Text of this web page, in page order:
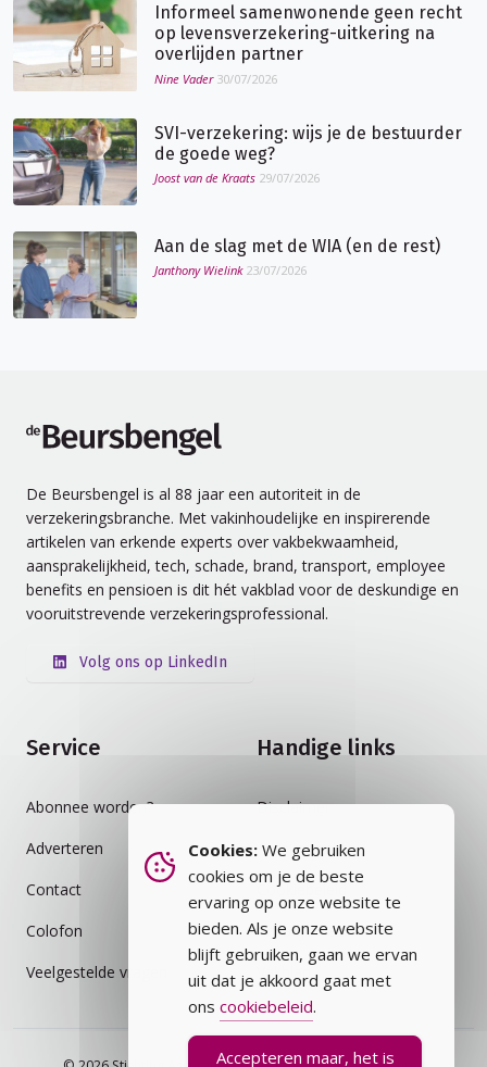
Informeel samenwonende geen recht
op levensverzekering-uitkering na
overlijden partner
Nine Vader 30/07/2026
SVI-verzekering: wijs je de bestuurder
de goede weg?
Joost van de Kraats 29/07/2026
Aan de slag met de WIA (en de rest)
Janthony Wielink 23/07/2026
De Beursbengel is al 88 jaar een autoriteit in de
verzekeringsbranche. Met vakinhoudelijke en inspirerende
artikelen van erkende experts over vakbekwaamheid,
aansprakelijkheid, tech, schade, brand, transport, employee
benefits en pensioen is dit hét vakblad voor de deskundige en
vooruitstrevende verzekeringsprofessional.
Volg ons op LinkedIn
Service
Abonnee worden?
Adverteren
Contact
Colofon
Veelgestelde vragen
Handige links
Disclaimer
Auteursrecht
Cookiebeleid
Privacybeleid
Vakblad
Cookies: We gebruiken
cookies om je de beste
ervaring op onze website te
bieden. Als je onze website
blijft gebruiken, gaan we ervan
uit dat je akkoord gaat met
ons cookiebeleid.
Accepteren maar, het is